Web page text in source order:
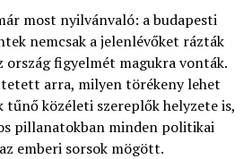
most nyilvánvaló: a budapesti
nemcsak a jelenlévőket rázták
ország figyelmét magukra vonták.
arra, milyen törékeny lehet
tűnő közéleti szereplők helyzete is,
pillanatokban minden politikai
emberi sorsok mögött.